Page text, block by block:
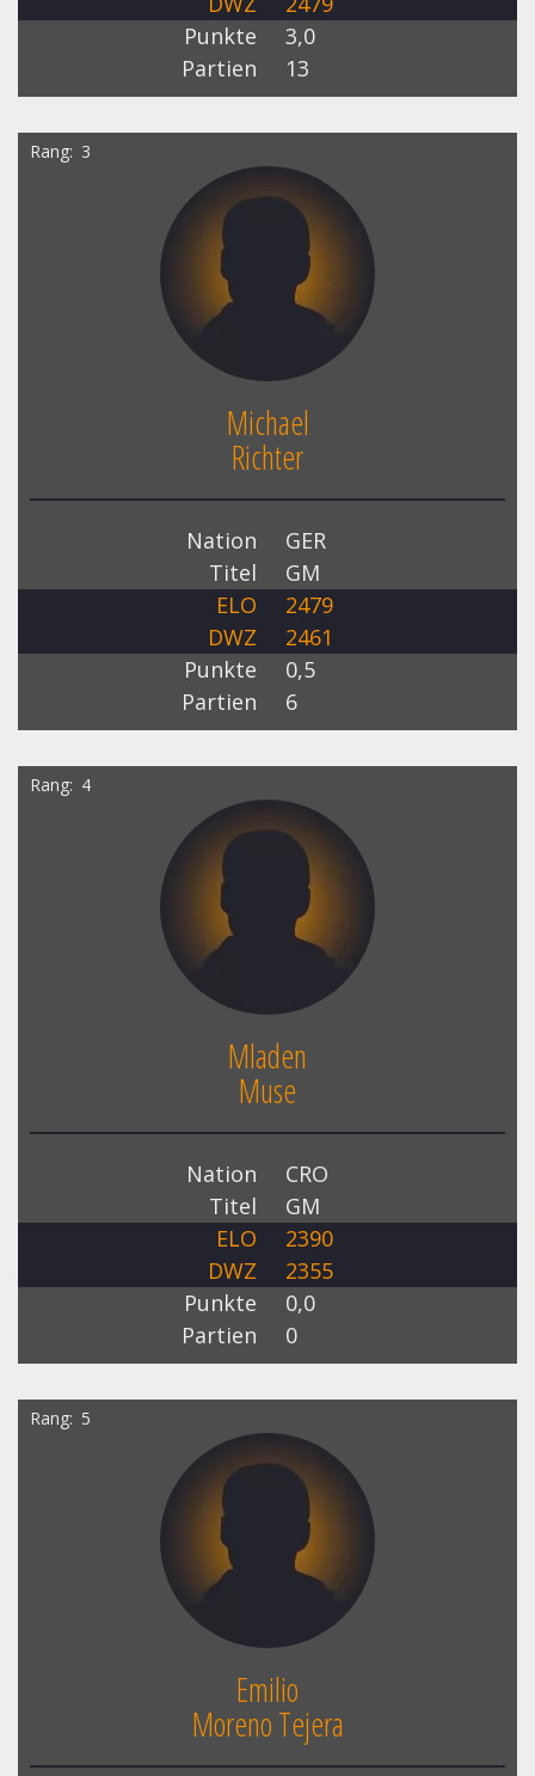
Punkte
3,0
Partien
13
Rang 3
Michael
Richter
Nation
GER
Titel
GM
ELO
2479
DWZ
2461
Punkte
0,5
Partien
6
Rang 4
Mladen
Muse
Nation
CRO
Titel
GM
ELO
2390
DWZ
2355
Punkte
0,0
Partien
0
Rang 5
Emilio
Moreno Tejera